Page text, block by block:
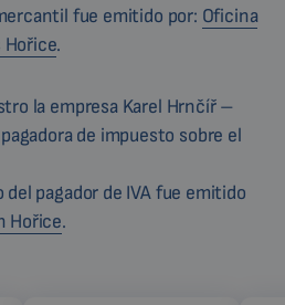
fue emitido por: Oficina
Hořice.
la empresa Karel Hrnčíř –
de impuesto sobre el
pagador de IVA fue emitido
Hořice.